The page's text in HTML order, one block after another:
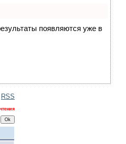
появляются уже в
RSS